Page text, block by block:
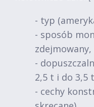
- typ
- sposób
zdejmowany,
-
2,5 t i do 3,5
- cechy